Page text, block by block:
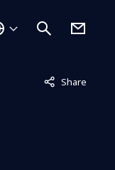
Share
非表示中